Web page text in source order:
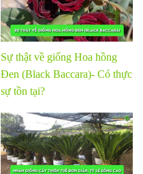
Sự thật về giống Hoa hồng
Đen (Black Baccara)- Có thực
sự tồn tại?